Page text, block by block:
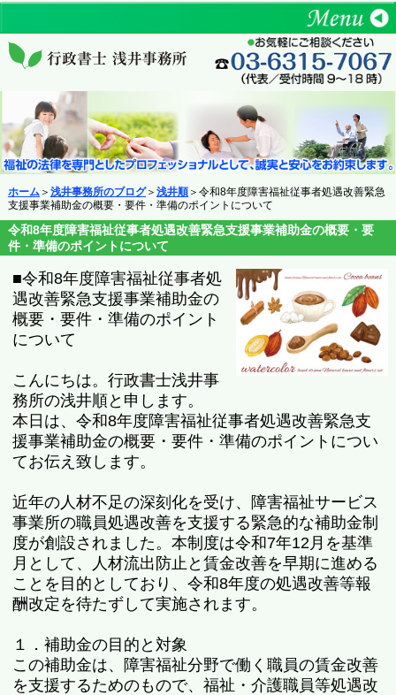
ホーム ＞ 浅井事務所のブログ＞ 浅井順＞令和8年度障害福祉従事者処遇改善緊急
支援事業補助金の概要・要件・準備のポイントについて
令和8年度障害福祉従事者処遇改善緊急支援事業補助金の概要・要
件・準備のポイントについて
■令和8年度障害福祉従事者処
遇改善緊急支援事業補助金の
概要・要件・準備のポイント
について
こんにちは。行政書士浅井事
務所の浅井順と申します。
本日は、令和8年度障害福祉従事者処遇改善緊急支
援事業補助金の概要・要件・準備のポイントについ
てお伝え致します。
近年の人材不足の深刻化を受け、障害福祉サービス
事業所の職員処遇改善を支援する緊急的な補助金制
度が創設されました。本制度は令和7年12月を基準
月として、人材流出防止と賃金改善を早期に進める
ことを目的としており、令和8年度の処遇改善等報
酬改定を待たずして実施されます。
１．補助金の目的と対象
この補助金は、障害福祉分野で働く職員の賃金改善
を支援するためのもので、福祉・介護職員等処遇改